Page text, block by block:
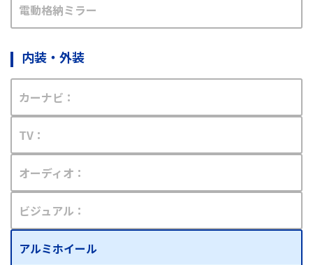
電動格納ミラー
内装・外装
カーナビ：
TV：
オーディオ：
ビジュアル：
アルミホイール